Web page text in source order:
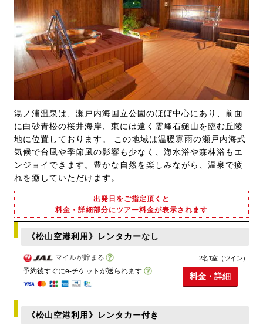
湯ノ浦温泉は、瀬戸内海国立公園のほぼ中心にあり、前面
に白砂青松の桜井海岸、東には遠く霊峰石鎚山を臨む丘陵
地に位置しております。 この地域は温暖寡雨の瀬戸内海式
気候で台風や季節風の影響も少なく、海水浴や森林浴もエ
ンジョイできます。豊かな自然を楽しみながら、温泉で疲
れを癒していただけます。
出発日をご指定頂くと
料金・詳細部分にツアー料金が表示されます
《松山空港利用》レンタカーなし
マイルが貯まる
予約後すぐにe-チケットが送られます
2名1室（ツイン）
料金・詳細
《松山空港利用》レンタカー付き